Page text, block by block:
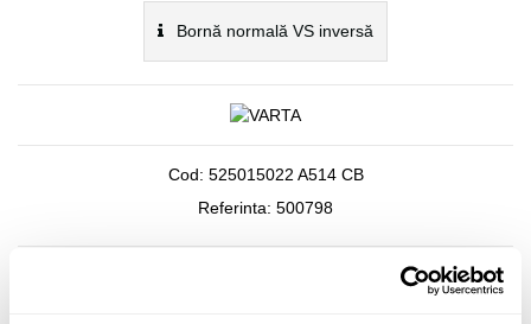
Bornă normală VS inversă
Cod: 525015022 A514 CB
Referinta: 500798